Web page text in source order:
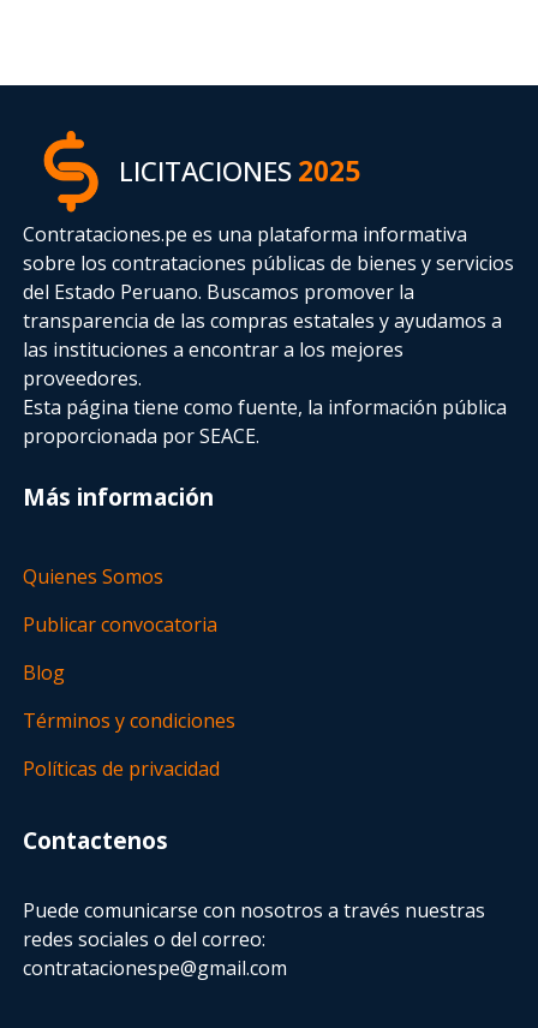
LICITACIONES2025
Contrataciones.pe es una plataforma informativa
sobre los contrataciones públicas de bienes y servicios
del Estado Peruano. Buscamos promover la
transparencia de las compras estatalesy ayudamos a
las instituciones a encontrar a los mejores
proveedores.
Esta página tiene como fuente, la información pública
proporcionada por SEACE.
Más información
Quienes Somos
Publicar convocatoria
Blog
Términos y condiciones
Políticas de privacidad
Contactenos
Puede comunicarse con nosotros a través nuestras
redes sociales o del correo:
contratacionespe@gmail.com